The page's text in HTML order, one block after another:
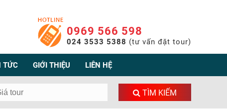
0969 566 598
024 3533 5388 (tư vấn đặt tour)
TỨC GIỚI THIỆU LIÊN HỆ
TÌM KIẾM